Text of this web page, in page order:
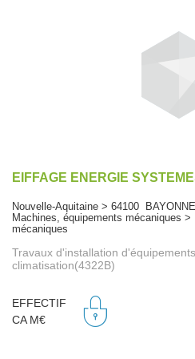
EIFFAGE ENERGIE
Nouvelle-Aquitaine > 64100 BAYONNE
Machines, équipements mécaniques
mécaniques
Travaux d'installation
climatisation(4322B)
EFFECTIF
CA M€